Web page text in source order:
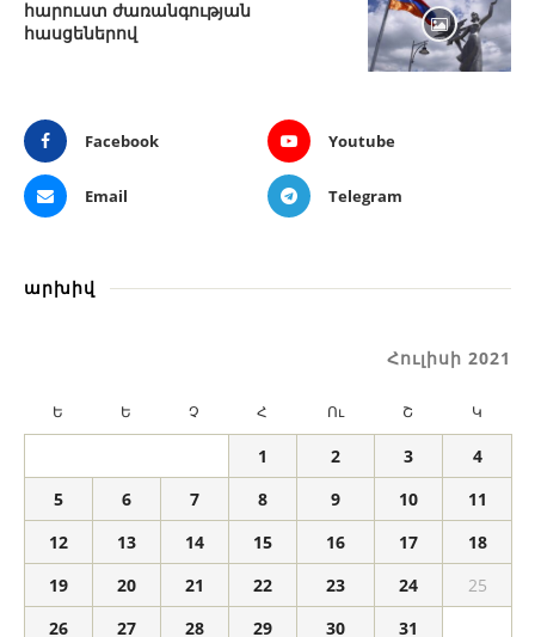
հարուստ ժառանգության
հասցեներով
Facebook Youtube
Email Telegram
արխիվ
Հուլիսի 2021
Ե Ե Չ Հ Ու Շ Կ
1 2 3
4
5
6 7 8 9 10
11
12
13 14 15 16 17
18
19
20 21 22 23 24
25
26
27 28 29 30 31